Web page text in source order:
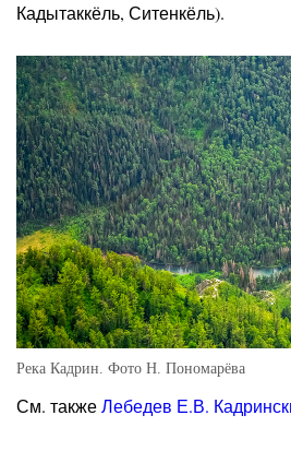
Кадытаккёль, Ситенкёль).
Река Кадрин. Фото Н. Пономарёва
См. такжеЛебедев Е.В.